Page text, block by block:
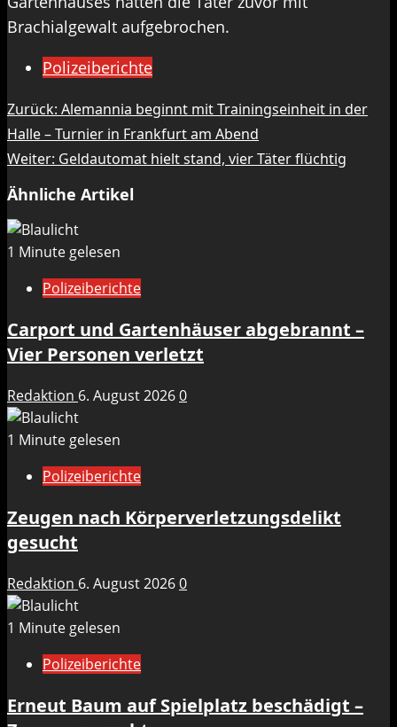
Brachialgewalt aufgebrochen.
Polizeiberichte
Beitragsnavigation
Zurück: Alemannia beginnt mit Trainingseinheit in der
Halle – Turnier in Frankfurt am Abend
Weiter: Geldautomat hielt stand, vier Täter flüchtig
Ähnliche Artikel
1 Minute gelesen
Polizeiberichte
Carport und Gartenhäuser abgebrannt –
Vier Personen verletzt
Redaktion 6. August 20260
1 Minute gelesen
Polizeiberichte
Zeugen nach Körperverletzungsdelikt
gesucht
Redaktion 6. August 20260
1 Minute gelesen
Polizeiberichte
Erneut Baum auf Spielplatz beschädigt –